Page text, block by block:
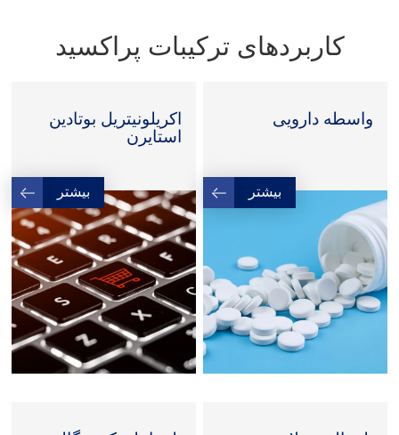
کاربردهای ترکیبات پراکسید
واسطه دارویی
بیشتر
اکریلونیتریل بوتادین
استایرن
بیشتر